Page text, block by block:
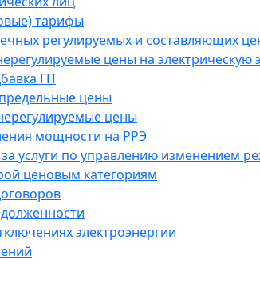
тарифы
регулируемых и составляющих
цены на электрическую
ГП
цены
цены
мощности на РРЭ
услуги по управлению изменением
ценовым категориям
электроэнергии